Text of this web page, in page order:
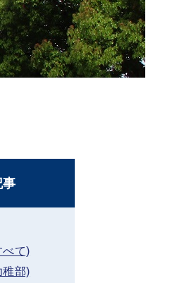
事
べて)
稚部)